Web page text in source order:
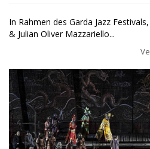
In Rahmen des Garda Jazz
& Julian Oliver Mazzariello...